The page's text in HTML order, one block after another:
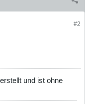
#2
und ist ohne